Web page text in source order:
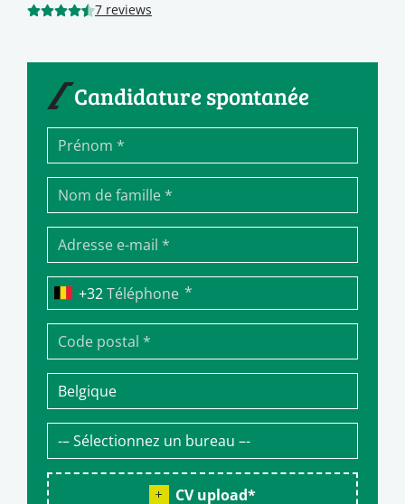
Candidature spontanée
Téléphone *
CV upload*
7 reviews